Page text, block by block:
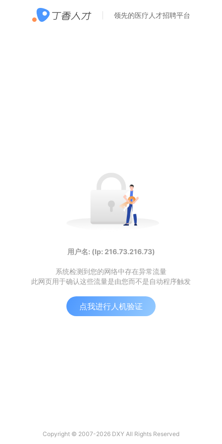
领先的医疗人才招聘平台
用户名: (Ip: 216.73.216.73)
系统检测到您的网络中存在异常流量
此网页用于确认这些流量是由您而不是自动程序触发
点我进行人机验证
Copyright © 2007-2026 DXY All Rights Reserved